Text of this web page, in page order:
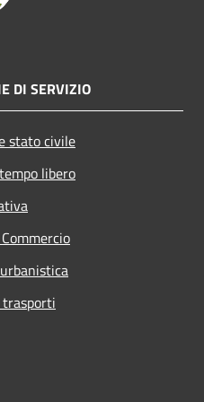
DI SERVIZIO
stato civile
libero